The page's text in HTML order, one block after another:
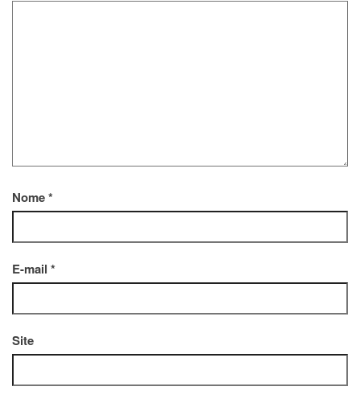
Nome*
E-mail *
Site